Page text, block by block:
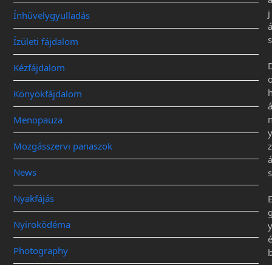
Ínhüvelygyulladás
Ízületi fájdalom
Kézfájdalom
Könyökfájdalom
Menopauza
Mozgásszervi panaszok
News
Nyakfájás
Nyiroködéma
Photography
j
á
s
á
y
z
á
s
E
y
é